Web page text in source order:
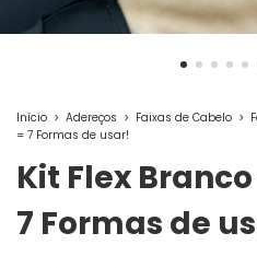
Início > Adereços > Faixas de Cabelo >
= 7 Formas de usar!
Kit Flex
7 Formas de